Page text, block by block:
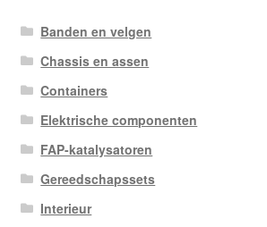
Banden en velgen
Chassis en assen
Containers
Elektrische componenten
FAP-katalysatoren
Gereedschapssets
Interieur